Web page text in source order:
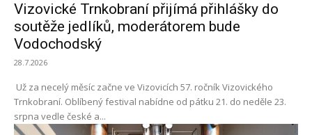
Vizovické Trnkobraní přijímá přihlášky do
soutěže jedlíků, moderátorem bude
Vodochodský
28.7.2026
Už za necelý měsíc začne ve Vizovicích 57. ročník Vizovického
Trnkobraní. Oblíbený festival nabídne od pátku 21. do neděle 23.
srpna vedle české a...